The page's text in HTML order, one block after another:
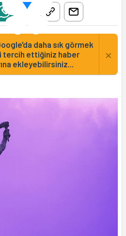
daha sık görmek
tercih ettiğiniz haber
ekleyebilirsiniz...
×